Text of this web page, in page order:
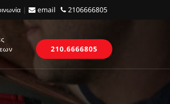
| email 2106666805
210.6666805